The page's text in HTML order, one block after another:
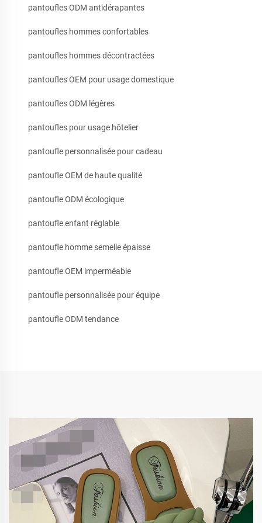
pantoufles ODM antidérapantes
pantoufles hommes confortables
pantoufles hommes décontractées
pantoufles OEM pour usage domestique
pantoufles ODM légères
pantoufles pour usage hôtelier
pantoufle personnalisée pour cadeau
pantoufle OEM de haute qualité
pantoufle ODM écologique
pantoufle enfant réglable
pantoufle homme semelle épaisse
pantoufle OEM imperméable
pantoufle personnalisée pour équipe
pantoufle ODM tendance